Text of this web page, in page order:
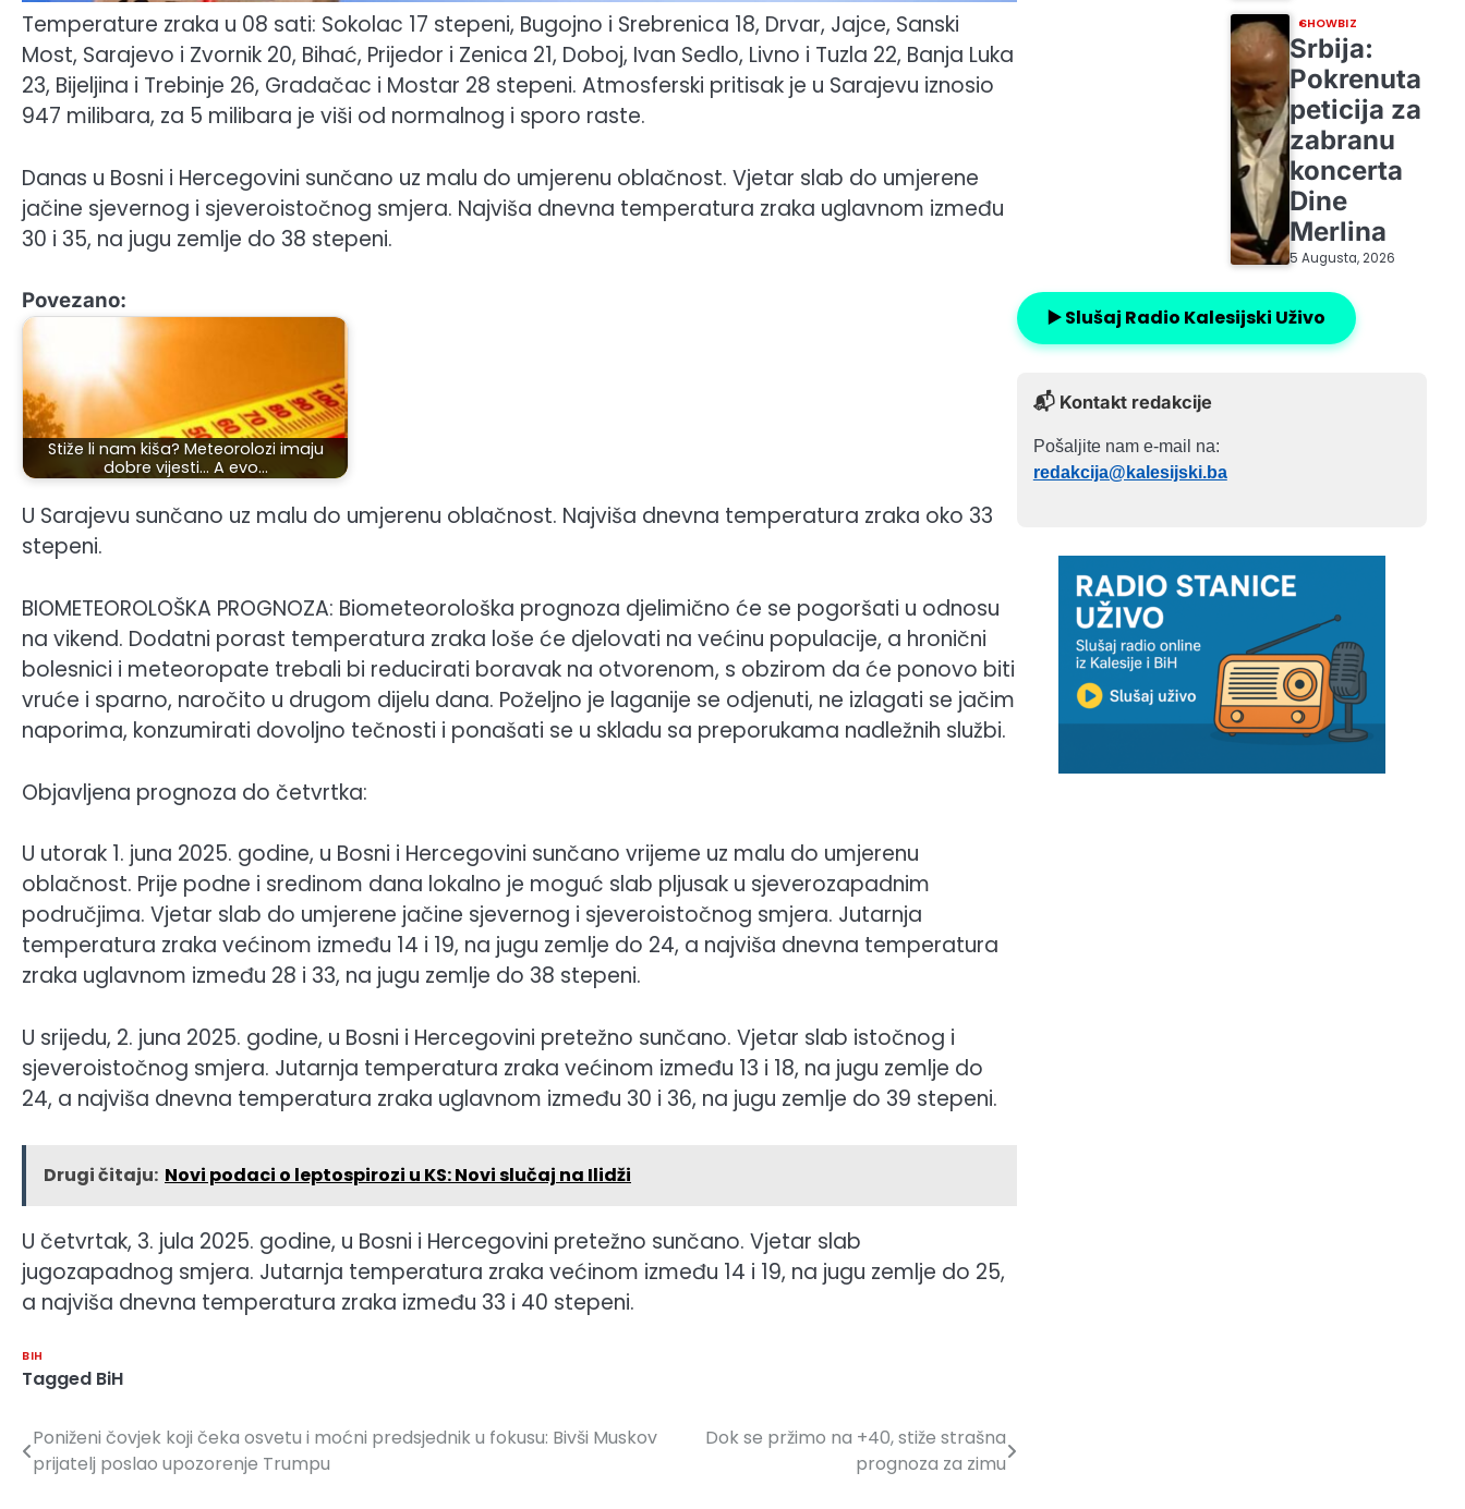
Temperature zraka u 08 sati: Sokolac 17 stepeni, Bugojno i Srebrenica 18, Drvar, Jajce, Sanski
Most, Sarajevo i Zvornik 20, Bihać, Prijedor i Zenica 21, Doboj, Ivan Sedlo, Livno i Tuzla 22, Banja Luka
23, Bijeljina i Trebinje 26, Gradačac i Mostar 28 stepeni. Atmosferski pritisak je u Sarajevu iznosio
947 milibara, za 5 milibara je viši od normalnog i sporo raste.
Danas u Bosni i Hercegovini sunčano uz malu do umjerenu oblačnost. Vjetar slab do umjerene
jačine sjevernog i sjeveroistočnog smjera. Najviša dnevna temperatura zraka uglavnom između
30 i 35, na jugu zemlje do 38 stepeni.
Povezano:
Stiže li nam kiša? Meteorolozi imaju
dobre vijesti… A evo…
U Sarajevu sunčano uz malu do umjerenu oblačnost. Najviša dnevna temperatura zraka oko 33
stepeni.
BIOMETEOROLOŠKA PROGNOZA: Biometeorološka prognoza djelimično će se pogoršati u odnosu
na vikend. Dodatni porast temperatura zraka loše će djelovati na većinu populacije, a hronični
bolesnici i meteoropate trebali bi reducirati boravak na otvorenom, s obzirom da će ponovo biti
vruće i sparno, naročito u drugom dijelu dana. Poželjno je laganije se odjenuti, ne izlagati se jačim
naporima, konzumirati dovoljno tečnosti i ponašati se u skladu sa preporukama nadležnih službi.
Objavljena prognoza do četvrtka:
U utorak 1. juna 2025. godine, u Bosni i Hercegovini sunčano vrijeme uz malu do umjerenu
oblačnost. Prije podne i sredinom dana lokalno je moguć slab pljusak u sjeverozapadnim
područjima. Vjetar slab do umjerene jačine sjevernog i sjeveroistočnog smjera. Jutarnja
temperatura zraka većinom između 14 i 19, na jugu zemlje do 24, a najviša dnevna temperatura
zraka uglavnom između 28 i 33, na jugu zemlje do 38 stepeni.
U srijedu, 2. juna 2025. godine, u Bosni i Hercegovini pretežno sunčano. Vjetar slab istočnog i
sjeveroistočnog smjera. Jutarnja temperatura zraka većinom između 13 i 18, na jugu zemlje do
24, a najviša dnevna temperatura zraka uglavnom između 30 i 36, na jugu zemlje do 39 stepeni.
Drugi čitaju: Novi podaci o leptospirozi u KS: Novi slučaj na Ilidži
U četvrtak, 3. jula 2025. godine, u Bosni i Hercegovini pretežno sunčano. Vjetar slab
jugozapadnog smjera. Jutarnja temperatura zraka većinom između 14 i 19, na jugu zemlje do 25,
a najviša dnevna temperatura zraka između 33 i 40 stepeni.
BIH
Tagged BiH
Navigacija
članaka
Poniženi čovjek koji čeka osvetu i moćni predsjednik u fokusu: Bivši Muskov
prijatelj poslao upozorenje Trumpu
Dok se pržimo na +40, stiže strašna
prognoza za zimu
SHOWBIZ
Srbija:
Pokrenuta
peticija za
zabranu
koncerta
Dine
Merlina
5 Augusta, 2026
▶️ Slušaj Radio Kalesijski Uživo
📬 Kontakt redakcije
Pošaljite nam e-mail na:
redakcija@kalesijski.ba